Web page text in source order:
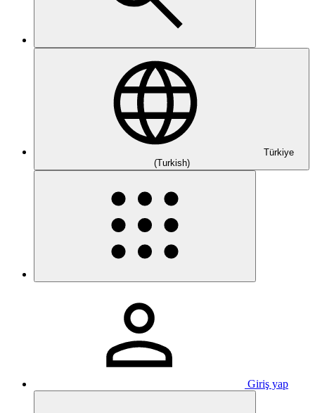
Türkiye
(Turkish)
Giriş yap